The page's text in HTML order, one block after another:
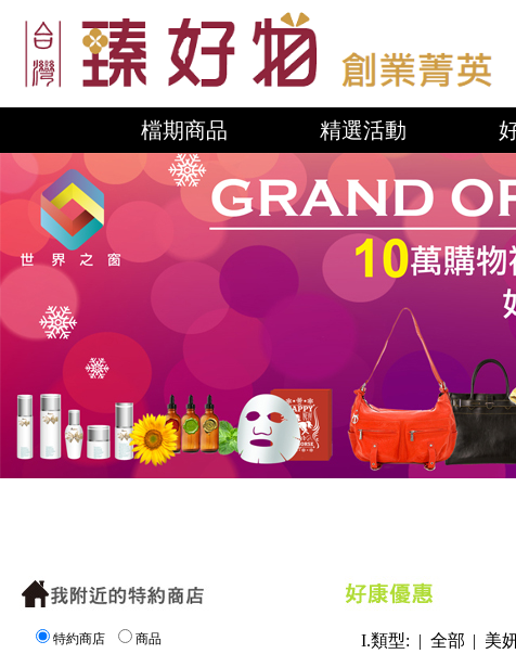
檔期商品 精選活動
特約商店 商品 I.類型: | 全部 | 美